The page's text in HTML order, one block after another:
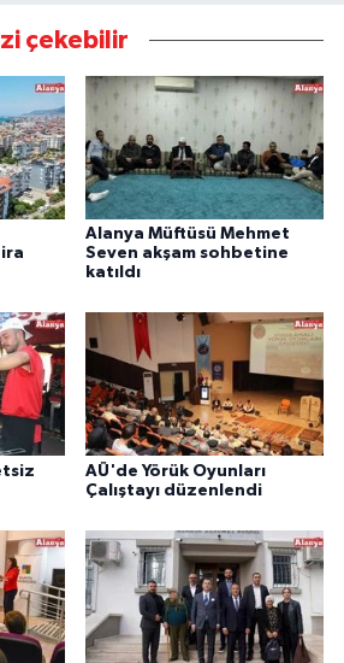
çekebilir
Alanya Müftüsü Mehmet
Seven akşam sohbetine
katıldı
AÜ'de Yörük Oyunları
Çalıştayı düzenlendi